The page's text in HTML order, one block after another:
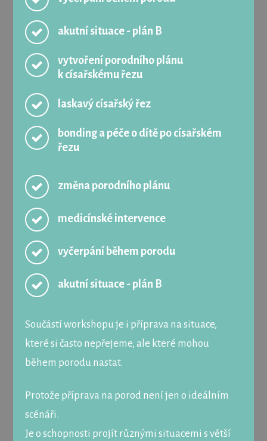
akutní situace - plán B
vytvoření porodního plánu
k císařskému řezu
laskavý císařský řez
bonding a péče o dítě po císařském
řezu
změna porodního plánu
medicínské intervence
vyčerpání během porodu
akutní situace - plán B
Součástí workshopu je i příprava na situace,
které si často nepřejeme, ale které mohou
během porodu nastat.
Protože příprava na porod není jen o ideálním
scénáři.
Je o schopnosti projít různými situacemi s větší